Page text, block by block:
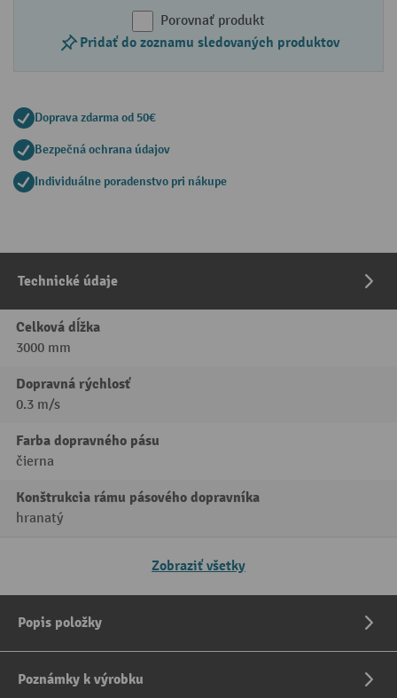
Porovnať produkt
Pridať do zoznamu sledovaných produktov
Doprava zdarma od 50€
Bezpečná ochrana údajov
Individuálne poradenstvo pri nákupe
Technické údaje
Celková dĺžka
3000 mm
Dopravná rýchlosť
0.3 m/s
Farba dopravného pásu
čierna
Konštrukcia rámu pásového dopravníka
hranatý
Zobraziť všetky
Popis položky
Poznámky k výrobku